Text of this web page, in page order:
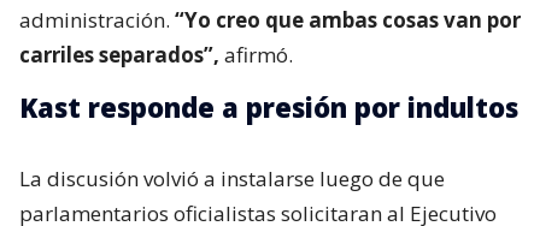
administración. “Yo creo que ambas cosas van por
carriles separados”, afirmó.
Kast responde a presión por indultos
La discusión volvió a instalarse luego de que
parlamentarios oficialistas solicitaran al Ejecutivo